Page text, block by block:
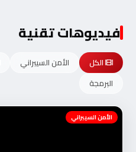
فيديوهات تقنية
الكل الأمن السيبراني
البرمجة
الأمن السيبراني